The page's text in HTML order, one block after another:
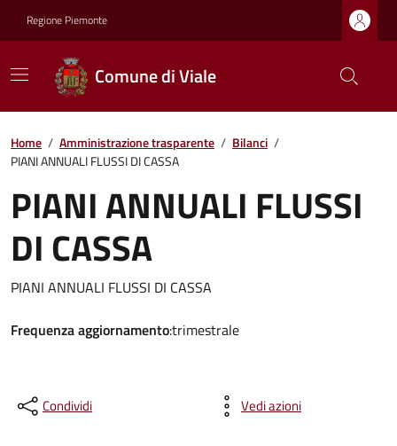
Regione Piemonte
Comune di Viale
Home / Amministrazione trasparente / Bilanci /
PIANI ANNUALI FLUSSI DI CASSA
PIANI ANNUALI FLUSSI
DI CASSA
PIANI ANNUALI FLUSSI DI CASSA
Frequenza aggiornamento:trimestrale
Condividi Vedi azioni